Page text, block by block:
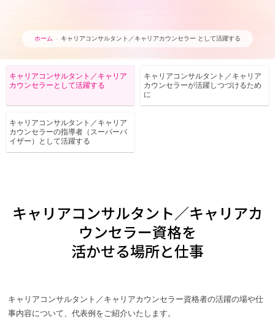
ホーム キャリアコンサルタント／キャリアカウンセラー として活躍する
キャリアコンサルタント／ キャリア
カウンセラー として活躍する
キャリアコンサルタント／ キャリア
カウンセラーが活躍しつづけるため
に
キャリアコンサルタント／ キャリア
カウンセラーの指導者（スーパーバ
イザー）
として活躍する
キャリアコンサルタント／キャリアカ
ウンセラー資格を
活かせる場所と仕事
キャリアコンサルタント／キャリアカウンセラー資格者の活躍の場や仕
事内容について、代表例をご紹介いたします。